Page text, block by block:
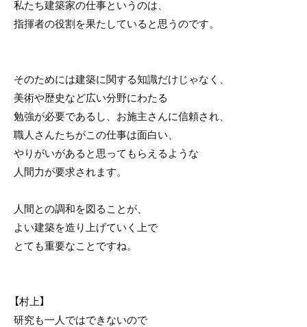
私たち建築家の仕事というのは、
指揮者の役割を果たしていると思うのです。
そのためには建築に関する知識だけじゃなく、
美術や歴史など広い分野にわたる
勉強が必要であるし、お施主さんに信頼され、
職人さんたちがこの仕事は面白い、
やりがいがあると思ってもらえるような
人間力が要求されます。
人間との調和を図ることが、
よい建築を造り上げていく上で
とても重要なことですね。
【村上】
研究も一人ではできないので